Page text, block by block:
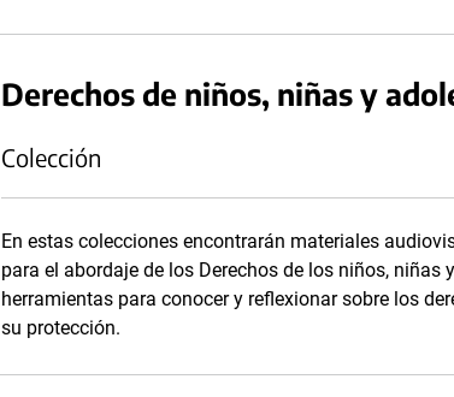
Derechos de niños, niñas y
Colección
En estas colecciones encontrarán materiales
para el abordaje de los Derechos de los niños, niñas
herramientas para conocer y reflexionar sobre los
su protección.